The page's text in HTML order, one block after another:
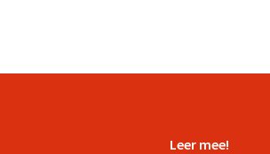
Leer mee!